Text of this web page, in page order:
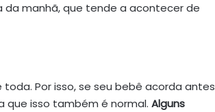
da manhã, que tende a acontecer de
Por isso, se seu bebê acorda antes
que isso também é normal. Alguns